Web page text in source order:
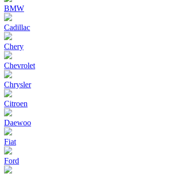
BMW
Cadillac
Chery
Chevrolet
Chrysler
Citroen
Daewoo
Fiat
Ford